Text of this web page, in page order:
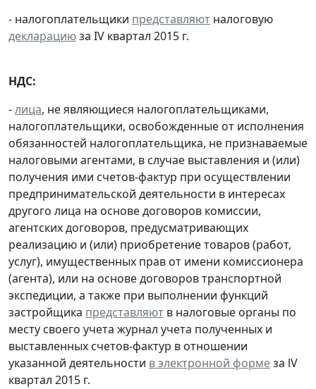
- налогоплательщики представляют налоговую
декларациюза IV квартал 2015 г.
НДС:
-лица, не являющиеся налогоплательщиками,
налогоплательщики, освобожденные от исполнения
обязанностей налогоплательщика, не признаваемые
налоговыми агентами, в случае выставления и (или)
получения ими счетов-фактур при осуществлении
предпринимательской деятельности в интересах
другого лица на основе договоров комиссии,
агентских договоров, предусматривающих
реализацию и (или) приобретение товаров (работ,
услуг), имущественных прав от имени комиссионера
(агента), или на основе договоров транспортной
экспедиции, а также при выполнении функций
застройщика представляют в налоговые органы по
месту своего учета журнал учета полученных и
выставленных счетов-фактур в отношении
указанной деятельности в электронной формеза lV
квартал 2015 г.